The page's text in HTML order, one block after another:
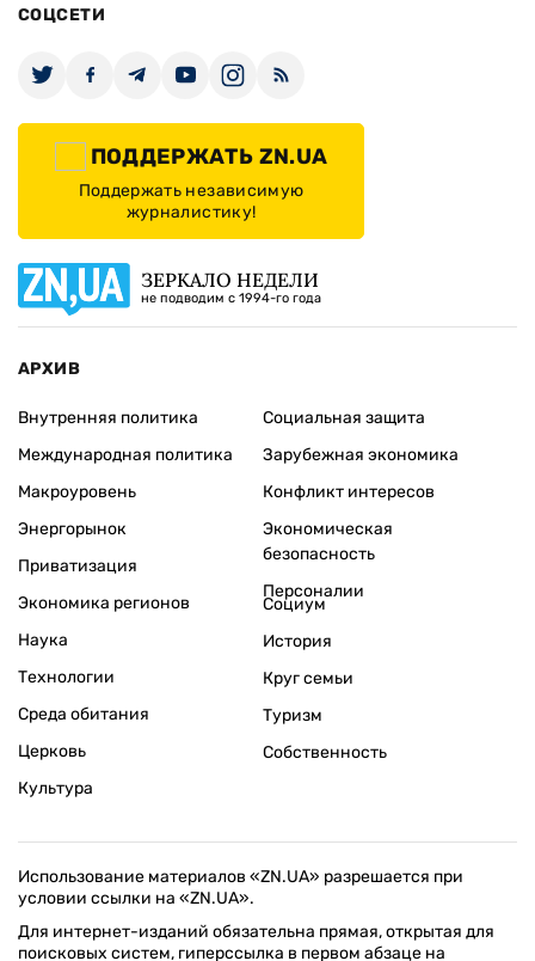
СОЦСЕТИ
ПОДДЕРЖАТЬ ZN.UA
Поддержать независимую
журналистику!
ЗЕРКАЛО НЕДЕЛИ
не подводим с 1994-го года
АРХИВ
Внутренняя политика
Международная политика
Макроуровень
Энергорынок
Приватизация
Экономика регионов
Социальная защита
Зарубежная экономика
Конфликт интересов
Экономическая
безопасность
Персоналии
Наука
Технологии
Среда обитания
Церковь
Культура
Социум
История
Круг семьи
Туризм
Собственность
Использование материалов «ZN.UA» разрешается при
условии ссылки на «ZN.UA».
Для интернет-изданий обязательна прямая, открытая для
поисковых систем, гиперссылка в первом абзаце на